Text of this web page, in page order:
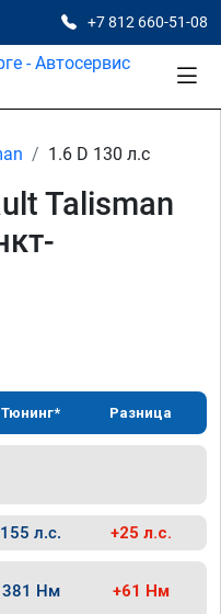
+7 812 660-51-08
1.6 D 130 л.с
Talisman
Тюнинг* Разница
155 л.с. +25 л.с.
381 Нм +61 Нм